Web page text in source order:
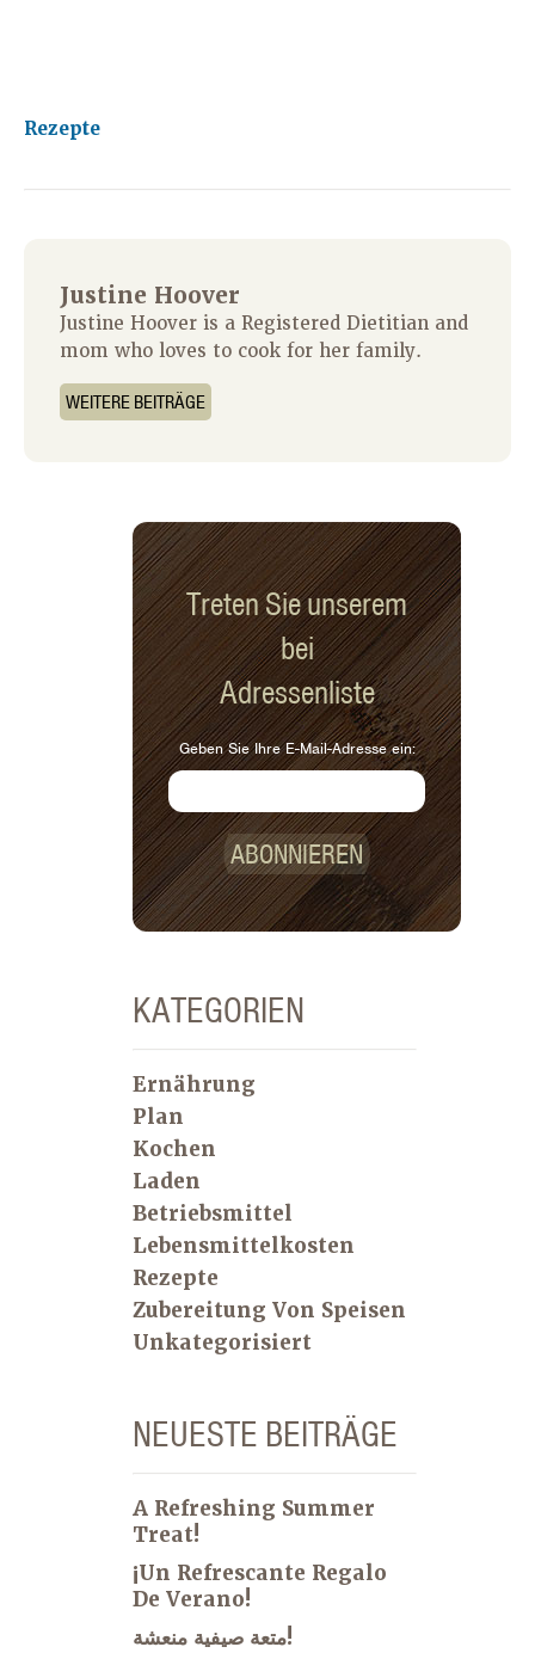
Rezepte
Justine Hoover
Justine Hoover is a Registered Dietitian and
mom who loves to cook for her family.
WEITERE BEITRÄGE
Treten Sie unserem
bei
Adressenliste
Geben Sie Ihre E-Mail-Adresse ein:
ABONNIEREN
KATEGORIEN
Ernährung
Plan
Kochen
Laden
Betriebsmittel
Lebensmittelkosten
Rezepte
Zubereitung Von Speisen
Unkategorisiert
NEUESTE BEITRÄGE
A Refreshing Summer
Treat!
¡Un Refrescante Regalo
De Verano!
متعة صيفية منعشة!